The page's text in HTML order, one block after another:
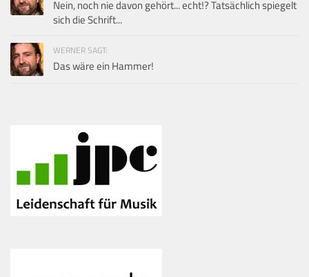
Nein, noch nie davon gehört... echt!? Tatsächlich spiegelt
sich die Schrift...
WERNER SAGT:
Das wäre ein Hammer!